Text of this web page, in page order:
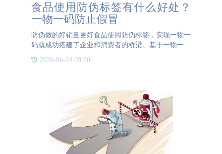
食品使用防伪标签有什么好处？
一物一码防止假冒
防伪做的好销量更好食品使用防伪标签，实现一物一
码就成功搭建了企业和消费者的桥梁。基于一物一码
赋码为产品赋码，让每件产品都有属于自己的“身份
2026-06-24 09:30